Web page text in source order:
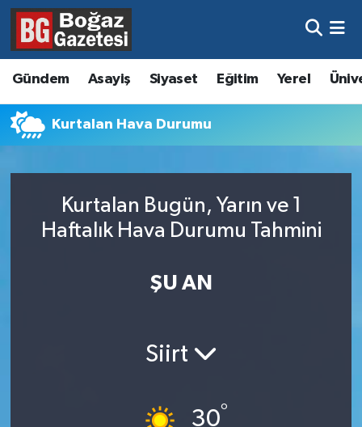
Gündem Asayiş Siyaset Eğitim Yerel
Kurtalan Hava Durumu
Kurtalan Bugün, Yarın ve 1
Haftalık Hava Durumu Tahmini
ŞU AN
Siirt
30°
Asayiş
Eğitim
Ekonomi
Kültür ve Sanat
Hava Durumu
Trafik Durumu
Süper Lig Puan Durumu ve Fikstür
Son Dakika Haberleri